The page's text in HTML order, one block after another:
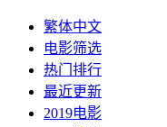
繁体中文
电影筛选
热门排行
最近更新
2019电影